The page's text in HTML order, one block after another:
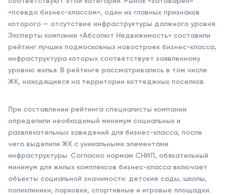
«псевдо бизнес-классом», один из главных признаков
которого — отсутствие инфраструктуры должного уровня.
Эксперты компании «Абсолют Недвижимость» составили
рейтинг лучших подмосковных новостроек бизнес-класса,
инфраструктура которых соответствует заявленному
уровню жилья. В рейтинге рассматривались в том числе
ЖК, находящиеся на территории коттеджных поселков.
При составлении рейтинга специалисты компании
определили необходимый минимум социальных и
развлекательных заведений для бизнес-класса, после
чего выделили ЖК с уникальными элементами
инфраструктуры. Согласно нормам СНИП, обязательный
минимум для жилых комплексов бизнес-класса включает
объекты социальной значимости: детские сады, школы,
поликлиники, парковки, спортивные и игровые площадки.